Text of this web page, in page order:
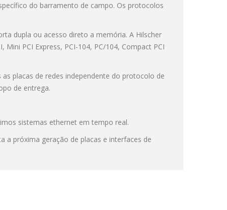
do barramento de campo. Os protocolos
dupla ou acesso direto a memória. A Hilscher
PCI Express, PCI-104, PC/104, Compact PCI
placas de redes independente do protocolo de
de entrega.
sistemas ethernet em tempo real.
a próxima geração de placas e interfaces de